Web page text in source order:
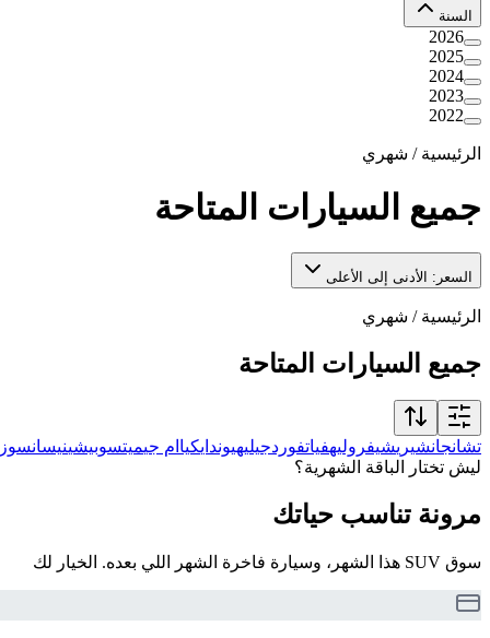
السنة
2026
2025
2024
2023
2022
الرئيسية / شهري
جميع السيارات المتاحة
السعر: الأدنى إلى الأعلى
الرئيسية / شهري
جميع السيارات المتاحة
تشانجانشيريشيفروليهفياتفوردجيليهيوندايكيا ام جيميتسوبيشينيسان
ليش تختار الباقة الشهرية؟
مرونة تناسب حياتك
سوق SUV هذا الشهر، وسيارة فاخرة الشهر اللي بعده. الخيار لك